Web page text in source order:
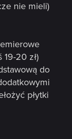
nie mieli)
20 zł)
do
płytki